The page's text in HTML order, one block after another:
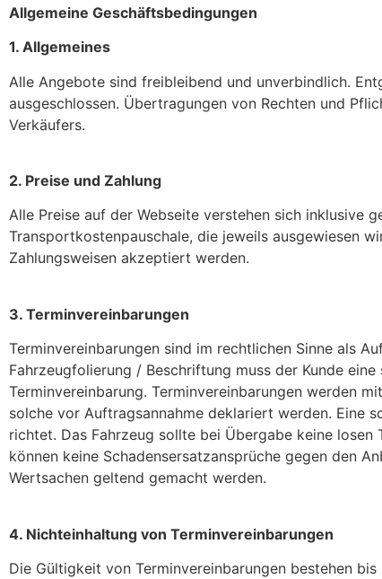
Allgemeine Geschäftsbedingungen
1. Allgemeines
Alle Angebote sind freibleibend und unverbindlich.
ausgeschlossen. Übertragungen von Rechten und
Verkäufers.
2. Preise und Zahlung
Alle Preise auf der Webseite verstehen sich inklusive
Transportkostenpauschale, die jeweils ausgewiesen
Zahlungsweisen akzeptiert werden.
3. Terminvereinbarungen
Terminvereinbarungen sind im rechtlichen Sinne als
Fahrzeugfolierung / Beschriftung muss der Kunde
Terminvereinbarung. Terminvereinbarungen werden
solche vor Auftragsannahme deklariert werden. Eine
richtet. Das Fahrzeug sollte bei Übergabe keine
können keine Schadensersatzansprüche gegen den
Wertsachen geltend gemacht werden.
4. Nichteinhaltung von Terminvereinbarungen
Die Gültigkeit von Terminvereinbarungen bestehen